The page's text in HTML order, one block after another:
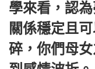
學來看，認
關係穩定且
碎，你們母